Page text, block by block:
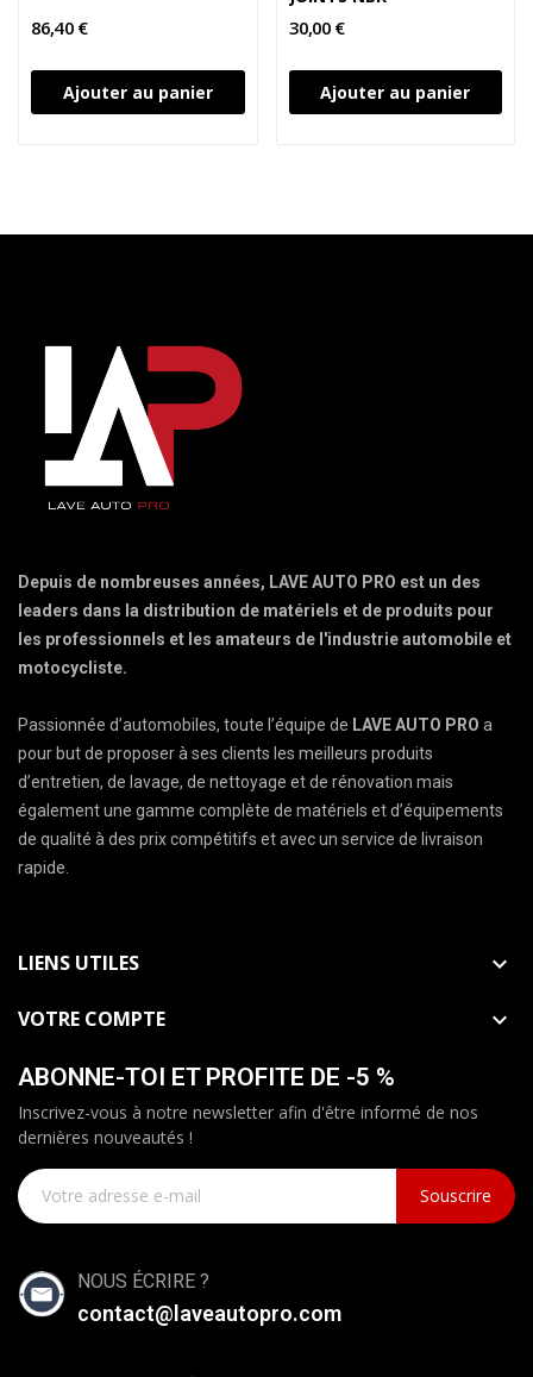
86,40 €
Ajouter au panier
30,00 €
Ajouter au panier
Depuis de nombreuses années, LAVE AUTO PRO est un des
leaders dans la distribution de matériels et de produits pour
les professionnels et les amateurs de l'industrie automobile et
motocycliste.
Passionnée d’automobiles, toute l’équipe de LAVE AUTO PRO a
pour but de proposer à ses clients les meilleurs produits
d’entretien, de lavage, de nettoyage et de rénovation mais
également une gamme complète de matériels et d’équipements
de qualité à des prix compétitifs et avec un service de livraison
rapide.
LIENS UTILES 
VOTRE COMPTE

ABONNE-TOI ET PROFITE DE -5 %
Inscrivez-vous à notre newsletter afin d'être informé de nos
dernières nouveautés !
Souscrire
NOUS ÉCRIRE ?
contact@laveautopro.com